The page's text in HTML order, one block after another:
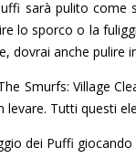
sarà pulito
lo sporco o la
dovrai anche pulire
Smurfs: Village
levare. Tutti questi
dei Puffi